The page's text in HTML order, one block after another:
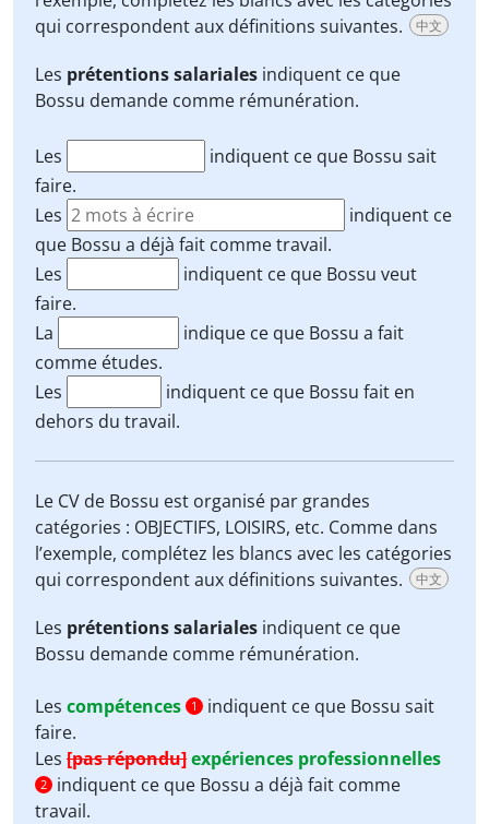
qui correspondent aux définitions suivantes.
中文
Les prétentions salariales indiquent ce que
Bossu demande comme rémunération.
Les
indiquent ce que Bossu sait
faire.
Les
indiquent ce
que Bossu a déjà fait comme travail.
Les
indiquent ce que Bossu veut
faire.
La
indique ce que Bossu a fait
comme études.
Les
indiquent ce que Bossu fait en
dehors du travail.
Le CV de Bossu est organisé par grandes
catégories : OBJECTIFS, LOISIRS, etc. Comme dans
l’exemple, complétez les blancs avec les catégories
qui correspondent aux définitions suivantes.
中文
Les prétentions salariales indiquent ce que
Bossu demande comme rémunération.
Les compétences 1
indiquent ce que Bossu sait
faire.
Les [pas répondu]expériences professionnelles
2
indiquent ce que Bossu a déjà fait comme
travail.